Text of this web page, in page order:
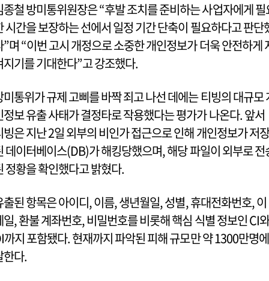
종철 방미통위원장은 “후발 조치를 준비하는 사업자에게 필
시간을 보장하는 선에서 일정 기간 단축이 필요하다고 판단
”며 “이번 고시 개정으로 소중한 개인정보가 더욱 안전하게
지기를 기대한다”고 강조했다.
미통위가 규제 고삐를 바짝 죄고 나선 데에는 티빙의 대규모
정보 유출 사태가 결정타로 작용했다는 평가가 나온다. 앞서
빙은 지난 2일 외부의 비인가 접근으로 인해 개인정보가 저장
데이터베이스(DB)가 해킹당했으며, 해당 파일이 외부로 전
정황을 확인했다고 밝혔다.
출된 항목은 아이디, 이름, 생년월일, 성별, 휴대전화번호, 이
일, 환불 계좌번호, 비밀번호를 비롯해 핵심 식별 정보인 CI와
까지 포함됐다. 현재까지 파악된 피해 규모만 약 1300만명에
한다.